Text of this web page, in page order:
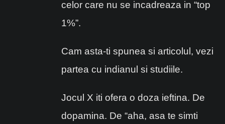
celor care nu se incadreaza in “top
1%”.
Cam asta-ti spunea si articolul, vezi
partea cu indianul si studiile.
Jocul X iti ofera o doza ieftina. De
dopamina. De “aha, asa te simti